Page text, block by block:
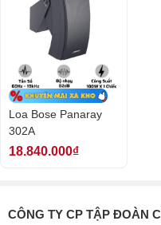
Tiêu chuẩn môi trường
Kết nối: Đầu nối dạng vít
: Bộ giá treo nhanh
chỉnh góc nghiêng
Kích thước: 13.4" H x 5.7"
mm) - có giá treo
Trọng lượng tịnh: 13 lb (3.9
Trọng lượng vận chuyển
Loa Bose Panaray
302A
18.840.000₫
CÔNG TY CP TẬP ĐOÀN